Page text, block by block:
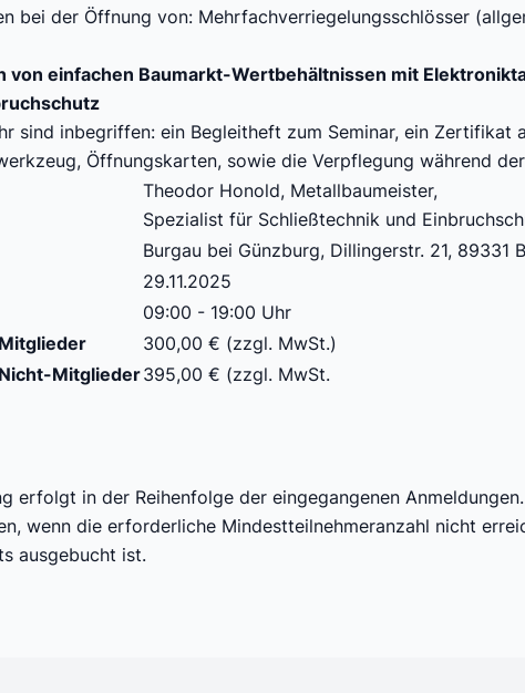
bei der Öffnung von: Mehrfachverriegelungsschlösser
von einfachen Baumarkt-Wertbehältnissen mit
sind inbegriffen: ein Begleitheft zum Seminar, ein Zertifikat
Öffnungskarten, sowie die Verpflegung während
Theodor Honold, Metallbaumeister,
Spezialist für Schließtechnik und
Burgau bei Günzburg, Dillingerstr. 21, 89331
29.11.2025
09:00 - 19:00 Uhr
300,00 € (zzgl. MwSt.)
Mitglieder395,00 € (zzgl. MwSt.
erfolgt in der Reihenfolge der eingegangenen
wenn die erforderliche Mindestteilnehmeranzahl nicht
ausgebucht ist.